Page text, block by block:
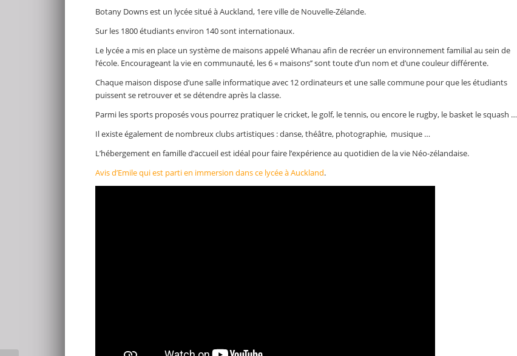
Botany Downs est un lycée situé à Auckland, 1ere ville de Nouvelle-Zélande.
Sur les 1800 étudiants environ 140 sont internationaux.
Le lycée a mis en place un système de maisons appelé Whanau afin de recréer un environnement familial au sein de
l’école. Encourageant la vie en communauté, les 6 « maisons’’ sont toute d’un nom et d’une couleur différente.
Chaque maison dispose d’une salle informatique avec 12 ordinateurs et une salle commune pour que les étudiants
puissent se retrouver et se détendre après la classe.
Parmi les sports proposés vous pourrez pratiquer le cricket, le golf, le tennis, ou encore le rugby, le basket le squash …
Il existe également de nombreux clubs artistiques : danse, théâtre, photographie, musique …
L’hébergement en famille d’accueil est idéal pour faire l’expérience au quotidien de la vie Néo-zélandaise.
Avis d’Emile qui est parti en immersion dans ce lycée à Auckland.